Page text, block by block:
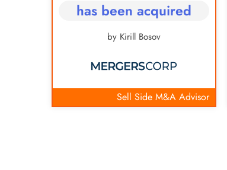
has been acquired
by Kirill Bosov
Sell Side M&A Advisor